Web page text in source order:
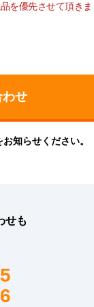
を優先させて頂きま
知らせください。
せも